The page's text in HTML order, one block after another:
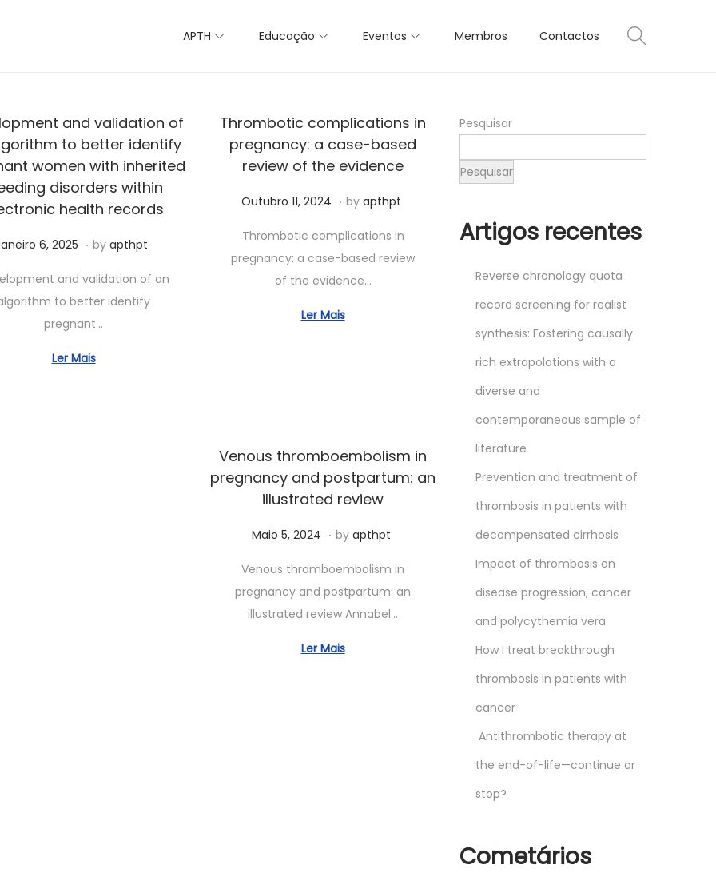
APTH Educação Eventos Membros Contactos
and validation of
to better identify
women with inherited
disorders within
health records
on
6, 2025 A
r
i
l
1
. by apthpt
and validation of an
to better identify
pregnant…
Ler Mais
Thrombotic complications in
pregnancy: a case-based
review of the evidence
Posted on
Outubro 11, 2024 A
r
l
1
. by apthpt
Thrombotic complications in
pregnancy: a case-based review
of the evidence…
Ler Mais
Venous thromboembolism in
pregnancy and postpartum: an
illustrated review
Posted on
Maio 5, 2024 J
n
h
o
5
. by apthpt
Venous thromboembolism in
pregnancy and postpartum: an
illustrated review Annabel…
Ler Mais
Pesquisar
Pesquisar
Artigos recentes
Reverse chronology quota
record screening for realist
synthesis: Fostering causally
rich extrapolations with a
diverse and
contemporaneous sample of
literature
Prevention and treatment of
thrombosis in patients with
decompensated cirrhosis
Impact of thrombosis on
disease progression, cancer
and polycythemia vera
How I treat breakthrough
thrombosis in patients with
cancer
Antithrombotic therapy at
the end-of-life—continue or
stop?
Cometários